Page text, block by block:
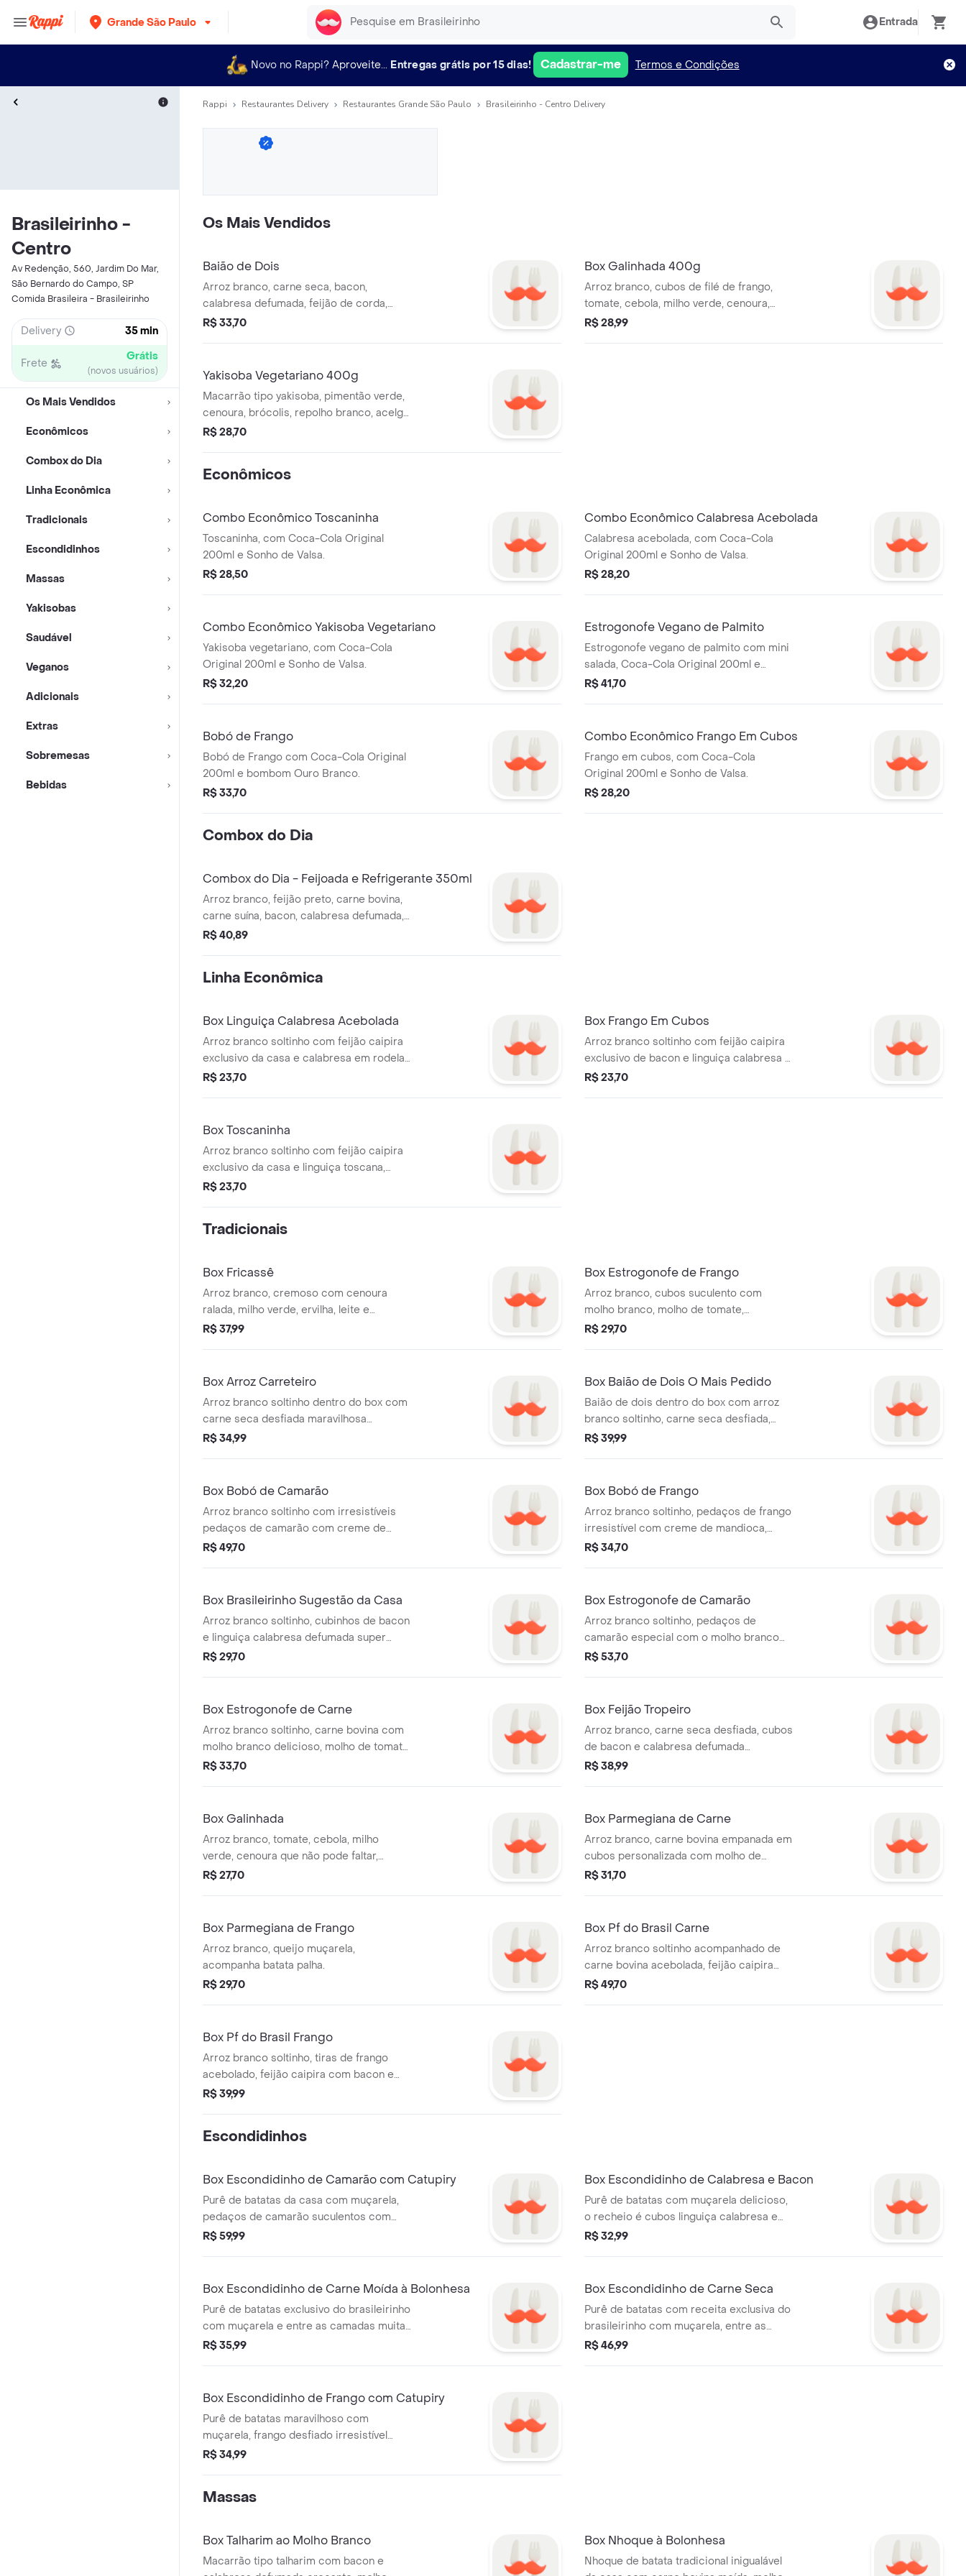
Grande São Paulo Entrada
Novo no Rappi? Aproveite... Entregas grátis por 15 dias! Cadastrar-me Termos e Condições
Brasileirinho -
Centro
Av Redenção, 560, Jardim Do Mar,
São Bernardo do Campo, SP
Comida Brasileira - Brasileirinho
Delivery 35 min
Frete Grátis
(novos usuários)
Os Mais Vendidos
Econômicos
Combox do Dia
Linha Econômica
Tradicionais
Escondidinhos
Massas
Yakisobas
Saudável
Veganos
Adicionais
Extras
Sobremesas
Bebidas
Rappi Restaurantes Delivery Restaurantes Grande São Paulo Brasileirinho - Centro Delivery
Os Mais Vendidos
Baião de Dois
Arroz branco, carne seca, bacon,
calabresa defumada, feijão de corda,
queijo coalho, tomate, cebola, cheiro
R$ 33,70
Box Galinhada 400g
Arroz branco, cubos de filé de frango,
tomate, cebola, milho verde, cenoura,
açafrão, cheiro verde e um tempero
R$ 28,99
Yakisoba Vegetariano 400g
Macarrão tipo yakisoba, pimentão verde,
cenoura, brócolis, repolho branco, acelga,
molho para yakisoba, óleo de gergelim e
R$ 28,70
Econômicos
Combo Econômico Toscaninha
Toscaninha, com Coca-Cola Original
200ml e Sonho de Valsa.
R$ 28,50
Combo Econômico Calabresa Acebolada
Calabresa acebolada, com Coca-Cola
Original 200ml e Sonho de Valsa.
R$ 28,20
Combo Econômico Yakisoba Vegetariano
Yakisoba vegetariano, com Coca-Cola
Original 200ml e Sonho de Valsa.
R$ 32,20
Estrogonofe Vegano de Palmito
Estrogonofe vegano de palmito com mini
salada, Coca-Cola Original 200ml e
bombom Ouro Branco.
R$ 41,70
Bobó de Frango
Bobó de Frango com Coca-Cola Original
200ml e bombom Ouro Branco.
R$ 33,70
Combo Econômico Frango Em Cubos
Frango em cubos, com Coca-Cola
Original 200ml e Sonho de Valsa.
R$ 28,20
Combox do Dia
Combox do Dia - Feijoada e Refrigerante 350ml
Arroz branco, feijão preto, carne bovina,
carne suína, bacon, calabresa defumada,
paio, cebola, cheiro verde, coentro e
Original 350ml.
R$ 40,89
Linha Econômica
Box Linguiça Calabresa Acebolada
Arroz branco soltinho com feijão caipira
exclusivo da casa e calabresa em rodelas
acebolada, cheiro verde e temperos
R$ 23,70
Box Frango Em Cubos
Arroz branco soltinho com feijão caipira
exclusivo de bacon e linguiça calabresa e
peito de frango delicioso com cebola,
R$ 23,70
Box Toscaninha
Arroz branco soltinho com feijão caipira
exclusivo da casa e linguiça toscana,
acompanha farofa pronta.
R$ 23,70
Tradicionais
Box Fricassê
Arroz branco, cremoso com cenoura
ralada, milho verde, ervilha, leite e
requeijão cremoso, com nossos
R$ 37,99
Box Estrogonofe de Frango
Arroz branco, cubos suculento com
molho branco, molho de tomate,
champignon picado para completar o
R$ 29,70
Box Arroz Carreteiro
Arroz branco soltinho dentro do box com
carne seca desfiada maravilhosa
acompanhada com cubos de calabresa
R$ 34,99
Box Baião de Dois O Mais Pedido
Baião de dois dentro do box com arroz
branco soltinho, carne seca desfiada,
cubos de calabresa defumada e bacon
tempero.
R$ 39,99
Box Bobó de Camarão
Arroz branco soltinho com irresistíveis
pedaços de camarão com creme de
mandioca delicioso, molho de tomate,
especiais.
R$ 49,70
Box Bobó de Frango
Arroz branco soltinho, pedaços de frango
irresistível com creme de mandioca,
molho de tomate, leite de coco, cebola,
R$ 34,70
Box Brasileirinho Sugestão da Casa
Arroz branco soltinho, cubinhos de bacon
e linguiça calabresa defumada super
crocantes e também carne bovin, feijão
R$ 29,70
Box Estrogonofe de Camarão
Arroz branco soltinho, pedaços de
camarão especial com o molho branco
da casa, molho de tomate, aquele detalhe
R$ 53,70
Box Estrogonofe de Carne
Arroz branco soltinho, carne bovina com
molho branco delicioso, molho de tomate,
champignon picado que não pode falta,
R$ 33,70
Box Feijão Tropeiro
Arroz branco, carne seca desfiada, cubos
de bacon e calabresa defumada
crocantes, feijão carioca cozidinho, tiras
R$ 38,99
Box Galinhada
Arroz branco, tomate, cebola, milho
verde, cenoura que não pode faltar,
açafrão, cheiro verde.
R$ 27,70
Box Parmegiana de Carne
Arroz branco, carne bovina empanada em
cubos personalizada com molho de
tomate exclusivo da casa e queijo
R$ 31,70
Box Parmegiana de Frango
Arroz branco, queijo muçarela,
acompanha batata palha.
R$ 29,70
Box Pf do Brasil Carne
Arroz branco soltinho acompanhado de
carne bovina acebolada, feijão caipira
com bacon e calabresa irresistível, ovo
R$ 49,70
Box Pf do Brasil Frango
Arroz branco soltinho, tiras de frango
acebolado, feijão caipira com bacon e
calabresa, ovo frito crocante e temperos
R$ 39,99
Escondidinhos
Box Escondidinho de Camarão com Catupiry
Purê de batatas da casa com muçarela,
pedaços de camarão suculentos com
cebola, molho branco exclusivo e
R$ 59,99
Box Escondidinho de Calabresa e Bacon
Purê de batatas com muçarela delicioso,
o recheio é cubos linguiça calabresa e
bacon crocantes com cebola e tomate.
R$ 32,99
Box Escondidinho de Carne Moída à Bolonhesa
Purê de batatas exclusivo do brasileirinho
com muçarela e entre as camadas muita
carne moída com tomate e molho de
R$ 35,99
Box Escondidinho de Carne Seca
Purê de batatas com receita exclusiva do
brasileirinho com muçarela, entre as
camadas carne seca super saborosa
R$ 46,99
Box Escondidinho de Frango com Catupiry
Purê de batatas maravilhoso com
muçarela, frango desfiado irresistível
com tomate, milho e requeijão cremoso,
R$ 34,99
Massas
Box Talharim ao Molho Branco
Macarrão tipo talharim com bacon e
Box Nhoque à Bolonhesa
Nhoque de batata tradicional inigualável